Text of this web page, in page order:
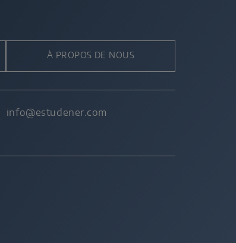
À PROPOS DE NOUS
info@estudener.com